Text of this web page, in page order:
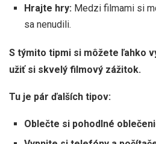
Hrajte hry: Medzi filmami si
sa nenudili.
S týmito tipmi si môžete ľahko
užiť si skvelý filmový zážitok.
Tu je pár ďalších tipov:
Oblečte si pohodlné